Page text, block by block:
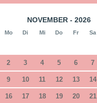
NOVEMBER - 2026
Mo Di Mi Do Fr Sa
2 3 4 5 6 7
9 10 11 12 13 14
16 17 18 19 20 21